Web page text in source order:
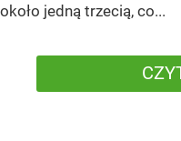
około jedną trzecią, co...